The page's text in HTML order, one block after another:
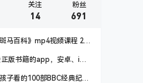
关注
14
粉丝
691
马百科》mp4视频课程 20
版书籍的app，安卓、iOS
子看的100部BBC经典纪录